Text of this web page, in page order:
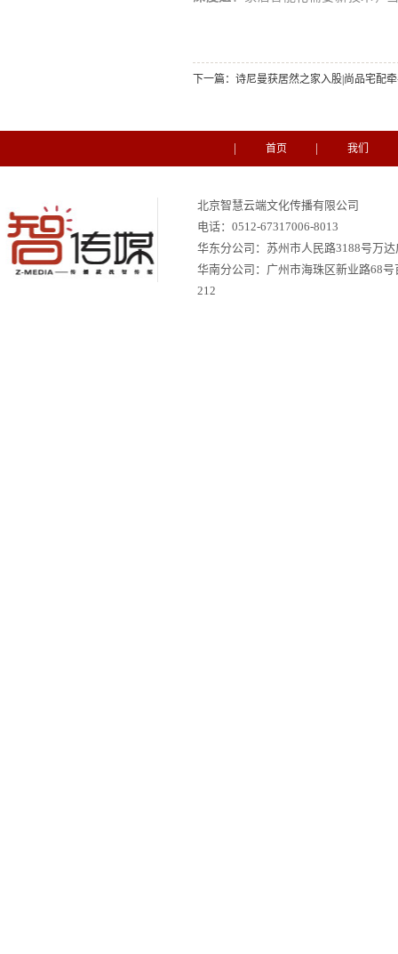
下一篇： 诗尼曼获居然之家入股|尚品宅配
首页 我们
北京智慧云端文化传播有限公司
华东分公司：苏州市人民路3188号万达
华南分公司： 广州市海珠区新业路68
212
电话： 0512-67317006-8013